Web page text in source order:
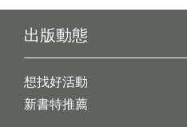
出版動態
想找好活動
新書特推薦